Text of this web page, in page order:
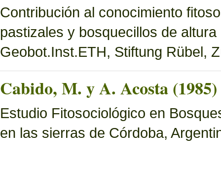
Contribución al conocimiento
pastizales y bosquecillos de
Geobot.Inst.ETH, Stiftung Rübel,
Cabido, M. y A. Acosta (1985)
Estudio Fitosociológico en
en las sierras de Córdoba,